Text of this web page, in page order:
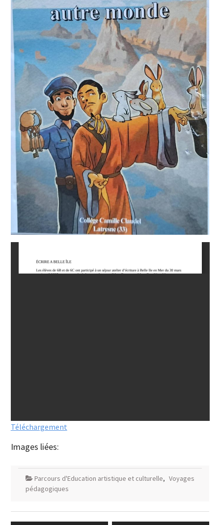
Téléchargement
Images liées:
Parcours d'Education artistique et culturelle, Voyages
pédagogiques
Navigation